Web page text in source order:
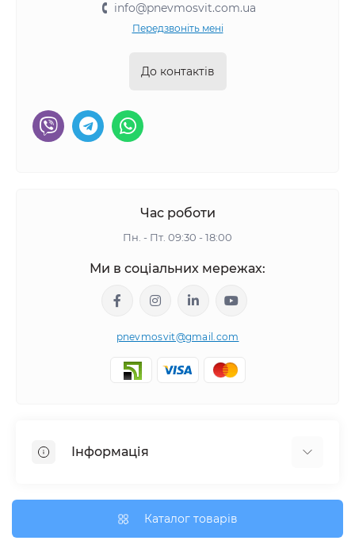
info@pnevmosvit.com.ua
Передзвоніть мені
До контактів
Час роботи
Пн. - Пт. 09:30 - 18:00
Ми в соціальних мережах:
pnevmosvit@gmail.com
Інформація
Політика безпеки
Каталог товарів